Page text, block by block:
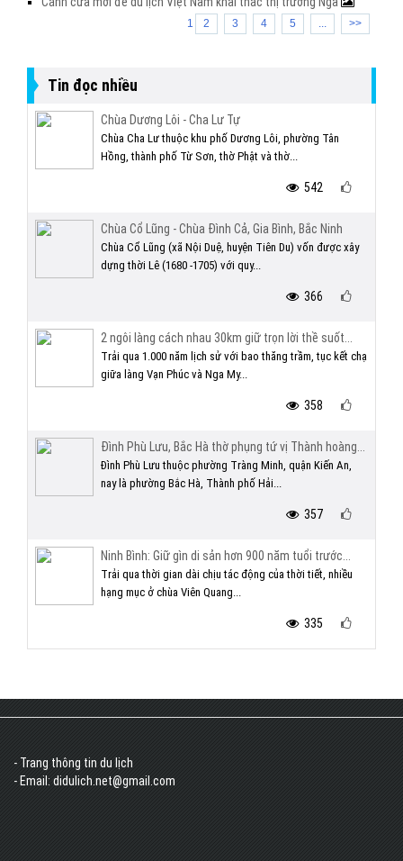
1 2 3 4 5 ... >>
Tin đọc nhiều
Chùa Dương Lôi - Cha Lư Tự
Chùa Cha Lư thuộc khu phố Dương Lôi, phường Tân
Hồng, thành phố Từ Sơn, thờ Phật và thờ...
542
Chùa Cổ Lũng - Chùa Đình Cả, Gia Bình, Bắc Ninh
Chùa Cổ Lũng (xã Nội Duệ, huyện Tiên Du) vốn được xây
dựng thời Lê (1680 -1705) với quy...
366
2 ngôi làng cách nhau 30km giữ trọn lời thề suốt...
Trải qua 1.000 năm lịch sử với bao thăng trầm, tục kết chạ
giữa làng Vạn Phúc và Nga My...
358
Đình Phù Lưu, Bắc Hà thờ phụng tứ vị Thành hoàng...
Đình Phù Lưu thuộc phường Tràng Minh, quận Kiến An,
nay là phường Bắc Hà, Thành phố Hải...
357
Ninh Bình: Giữ gìn di sản hơn 900 năm tuổi trước...
Trải qua thời gian dài chịu tác động của thời tiết, nhiều
hạng mục ở chùa Viên Quang...
335
- Trang thông tin du lịch
- Email: didulich.net@gmail.com